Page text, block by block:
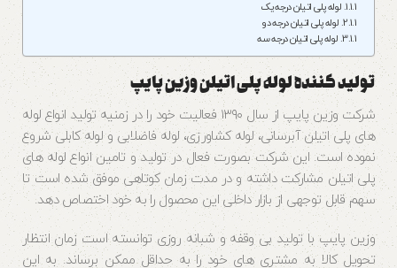
لوله پلی اتیلن درجه یک
لوله پلی اتیلن درجه دو
لوله پلی اتیلن درجه سه
تولید کننده لوله پلی اتیلن وزین پایپ
شرکت وزین پایپ از سال ۱۳۹۰ فعالیت خود را در زمنیه تولید انواع لوله
های پلی اتیلن آبرسانی، لوله کشاورزی، لوله فاضلابی و لوله کابلی شروع
نموده است. این شرکت بصورت فعال در تولید و تامین انواع لوله های
پلی اتیلن مشارکت داشته و در مدت زمان کوتاهی موفق شده است تا
سهم قابل توجهی از بازار داخلی این محصول را به خود اختصاص دهد.
وزین پایپ با تولید بی وقفه و شبانه روزی توانسته است زمان انتظار
تحویل کالا به مشتری های خود را به حداقل ممکن برساند. به این